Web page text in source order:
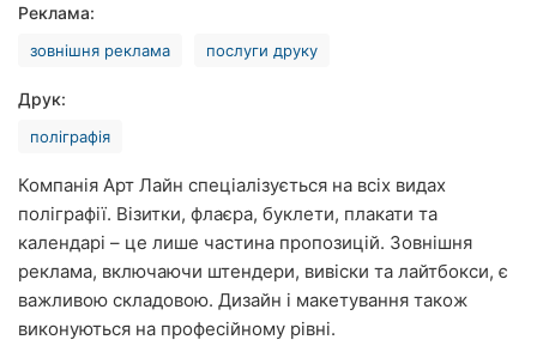
Житомир
Тернопіль
Рівне
Кропивницький
Реклама:
зовнішня реклама послуги друку
Друк:
поліграфія
Компанія Арт Лайн спеціалізується на всіх видах
поліграфії. Візитки, флаєра, буклети, плакати та
календарі – це лише частина пропозицій. Зовнішня
реклама, включаючи штендери, вивіски та лайтбокси, є
важливою складовою. Дизайн і макетування також
виконуються на професійному рівні.